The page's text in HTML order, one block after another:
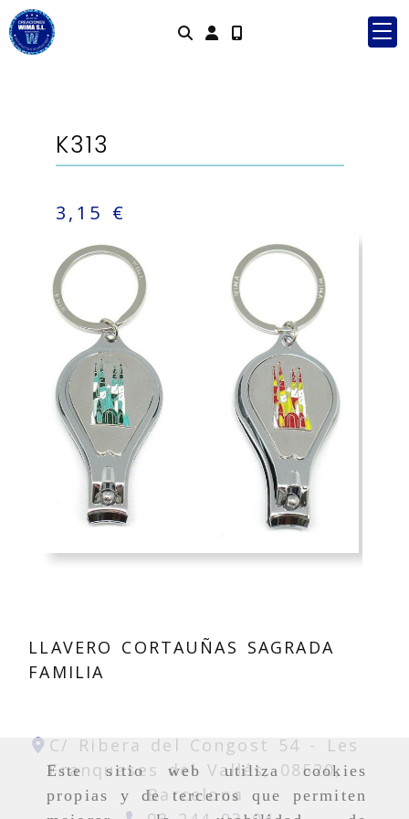
Este sitio web utiliza cookies
propias y de terceros que permiten
Identifícate
K313
3,15 €
LLAVERO CORTAUÑAS SAGRADA
FAMILIA
C/ Ribera del Congost 54 -
Les
Franqueses del Vallés, 08520,
Barcelona